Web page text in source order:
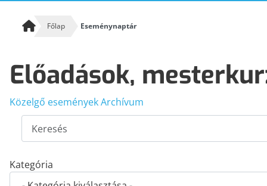
KODÁLY KÖVETŐI
KODÁLY ZENEPEDAGÓGIAI KONCEPCIÓJA A XXI.
SZÁZAD PERSPEKTÍVÁJÁBAN
Főlap Eseménynaptár
Előadások,
Közelgő eseményekArchívum
Keresés
Kategória